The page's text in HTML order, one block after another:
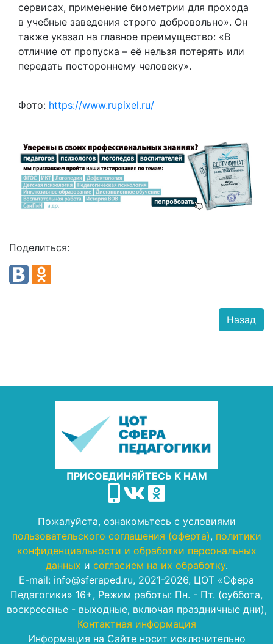
сервисах, применение биометрии для прохода
в учебные заведения строго добровольно». Он
также указал на главное преимущество: «В
отличие от пропуска – её нельзя потерять или
передать постороннему человеку».
Фото: https://www.rupixel.ru/
Поделиться:
Назад
ПРИСОЕДИНЯЙТЕСЬ К НАМ
Пожалуйста, ознакомьтесь с условиями
пользовательского соглашения (оферта), политики
конфиденциальности и обработки персональных
данных и согласием на их обработку.
E-mail: info@sferaped.ru, 2021-2026, ЦОТ «Сфера
Педагогики» 16+, Режим работы: Пн. - Пт. (суббота,
воскресенье - выходные, включая праздничные дни),
Контактная информация
Информация на Сайте носит исключительно